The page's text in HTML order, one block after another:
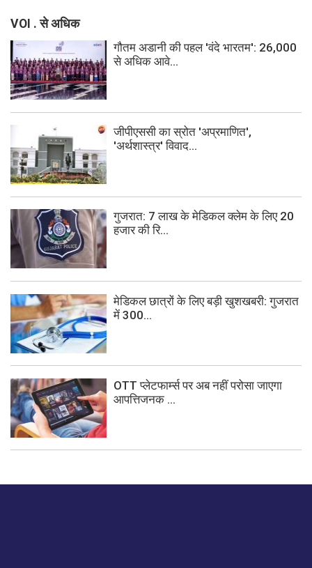
VOI . से अधिक
गौतम अडानी की पहल 'वंदे भारतम': 26,000
से अधिक आवे...
जीपीएससी का स्रोत 'अप्रमाणित',
'अर्थशास्त्र' विवाद...
गुजरात: 7 लाख के मेडिकल क्लेम के लिए 20
हजार की रि...
मेडिकल छात्रों के लिए बड़ी खुशखबरी: गुजरात
में 300...
OTT प्लेटफार्म्स पर अब नहीं परोसा जाएगा
आपत्तिजनक ...